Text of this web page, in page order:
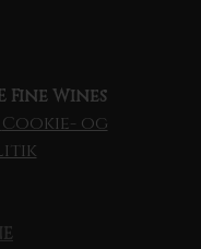
Fine Wines
Cookie- og